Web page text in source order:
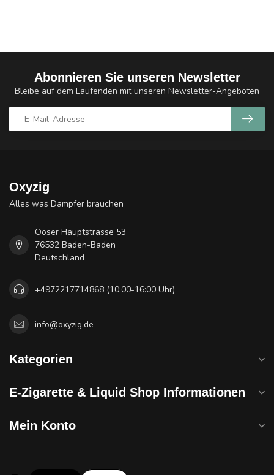
Abonnieren Sie unseren Newsletter
Bleibe auf dem Laufenden mit unseren Newsletter-Angeboten
Oxyzig
Alles was Dampfer brauchen
Ooser Hauptstrasse 53
76532 Baden-Baden
Deutschland
+4972217714868 (10:00-16:00 Uhr)
info@oxyzig.de
Kategorien
E-Zigarette & Liquid Shop Informationen
Mein Konto